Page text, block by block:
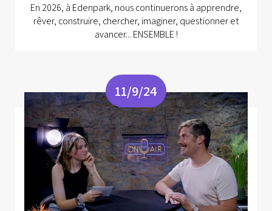
En 2026, à Edenpark, nous continuerons à apprendre,
rêver, construire, chercher, imaginer, questionner et
avancer... ENSEMBLE !
11/9/24